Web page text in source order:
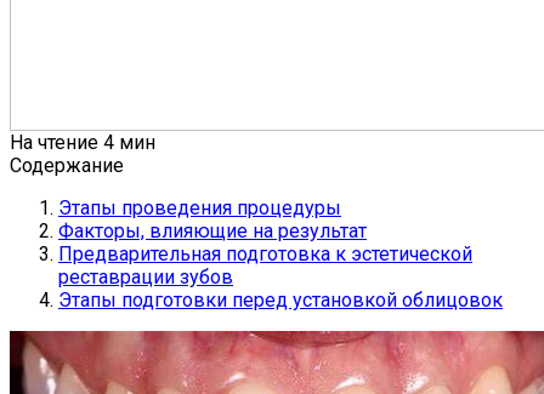
На чтение 4 мин
Содержание
Этапы проведения процедуры
Факторы, влияющие на результат
Предварительная подготовка к эстетической
реставрации зубов
Этапы подготовки перед установкой облицовок